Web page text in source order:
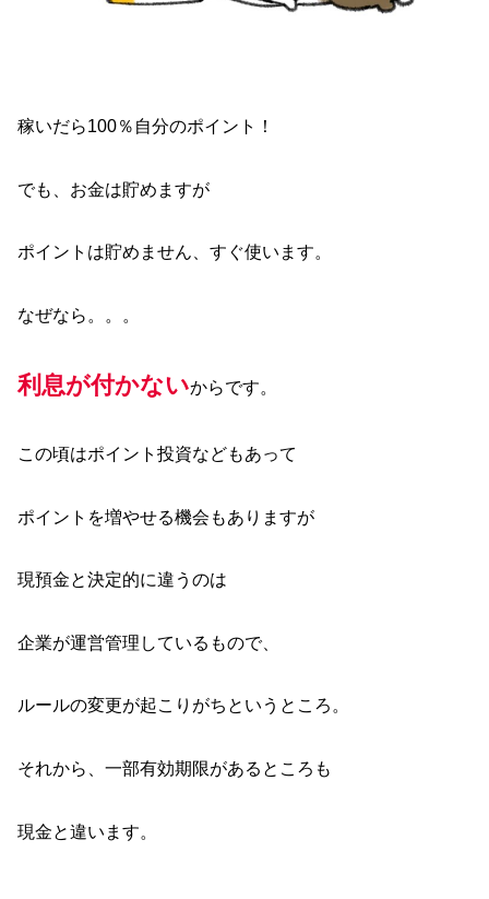
稼いだら100％自分のポイント！
でも、お金は貯めますが
ポイントは貯めません、すぐ使います。
なぜなら。。。
利息が付かないからです。
この頃はポイント投資などもあって
ポイントを増やせる機会もありますが
現預金と決定的に違うのは
企業が運営管理しているもので、
ルールの変更が起こりがちというところ。
それから、一部有効期限があるところも
現金と違います。